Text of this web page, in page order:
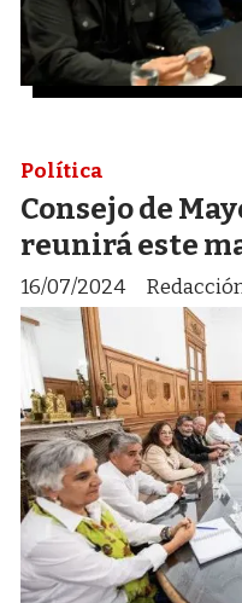
Consejo de
reunirá este
Política
16/07/2024